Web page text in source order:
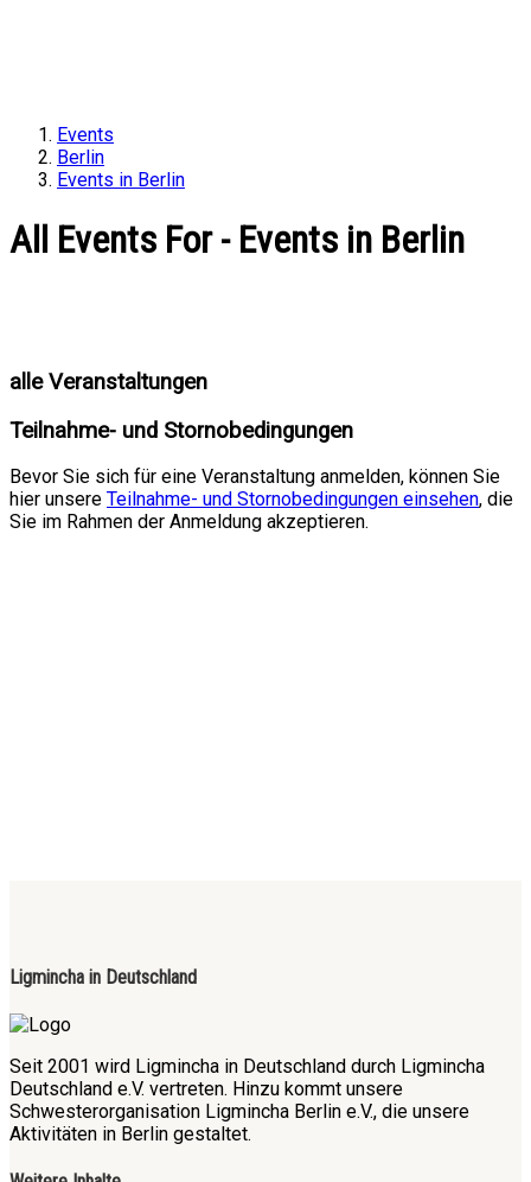
Events
Berlin
Events in Berlin
All Events For - Events in Berlin
alle Veranstaltungen
Teilnahme- und Stornobedingungen
Bevor Sie sich für eine Veranstaltung anmelden, können Sie
hier unsere Teilnahme- und Stornobedingungen einsehen, die
Sie im Rahmen der Anmeldung akzeptieren.
Ligmincha in Deutschland
Seit 2001 wird Ligmincha in Deutschland durch Ligmincha
Deutschland e.V. vertreten. Hinzu kommt unsere
Schwesterorganisation Ligmincha Berlin e.V., die unsere
Aktivitäten in Berlin gestaltet.